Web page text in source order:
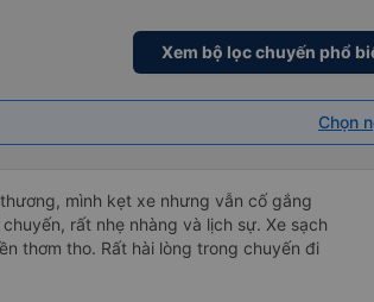
Xem bộ lọc chuyến phổ
Chọn
mình kẹt xe nhưng vẫn cố gắng
rất nhẹ nhàng và lịch sự. Xe sạch
thơm tho. Rất hài lòng trong chuyến đi